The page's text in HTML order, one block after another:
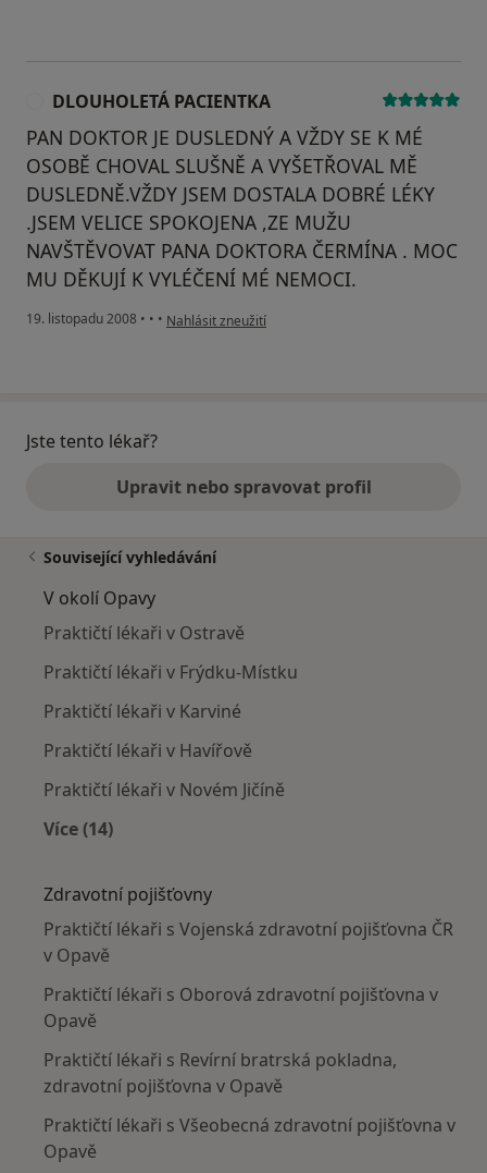
DLOUHOLETÁ PACIENTKA
PAN DOKTOR JE DUSLEDNÝ A VŽDY SE K MÉ
OSOBĚ CHOVAL SLUŠNĚ A VYŠETŘOVAL MĚ
DUSLEDNĚ.VŽDY JSEM DOSTALA DOBRÉ LÉKY
.JSEM VELICE SPOKOJENA ,ZE MUŽU
NAVŠTĚVOVAT PANA DOKTORA ČERMÍNA . MOC
MU DĚKUJÍ K VYLÉČENÍ MÉ NEMOCI.
19. listopadu 2008 • • • podle názoru uživatele DLOUHOLETÁ PACIENTKA
Nahlásit zneužití
Jste tento lékař?
Upravit nebo spravovat profil
Související vyhledávání
V okolí Opavy
Praktičtí lékaři v Ostravě
Praktičtí lékaři v Frýdku-Místku
Praktičtí lékaři v Karviné
Praktičtí lékaři v Havířově
Praktičtí lékaři v Novém Jičíně
Více (14)
Zdravotní pojišťovny
Praktičtí lékaři s Vojenská zdravotní pojišťovna ČR
v Opavě
Praktičtí lékaři s Oborová zdravotní pojišťovna v
Opavě
Praktičtí lékaři s Revírní bratrská pokladna,
zdravotní pojišťovna v Opavě
Praktičtí lékaři s Všeobecná zdravotní pojišťovna v
Opavě